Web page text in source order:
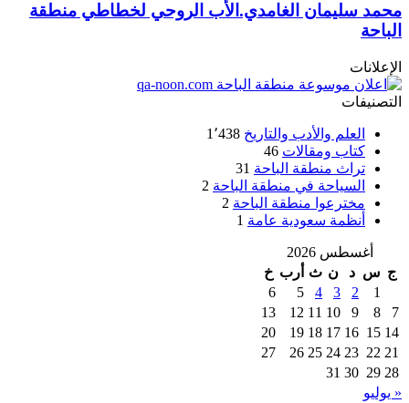
محمد سليمان الغامدي.الأب الروحي لخطاطي منطقة
الباحة
الإعلانات
التصنيفات
العلم والأدب والتاريخ 1٬438
كتاب ومقالات 46
تراث منطقة الباحة 31
السياحة في منطقة الباحة 2
مخترعوا منطقة الباحة 2
أنظمة سعودية عامة 1
أغسطس 2026
ج س د ن ث أرب خ
1
2
3
4
5
6
7
8
9
10
11
12
13
14
15
16
17
18
19
20
21
22
23
24
25
26
27
28
29
30
31
« يوليو